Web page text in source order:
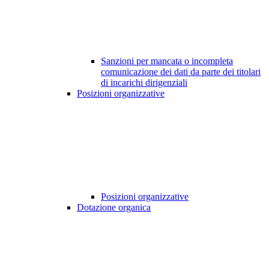
Sanzioni per mancata o incompleta
comunicazione dei dati da parte dei titolari
di incarichi dirigenziali
Posizioni organizzative
Posizioni organizzative
Dotazione organica